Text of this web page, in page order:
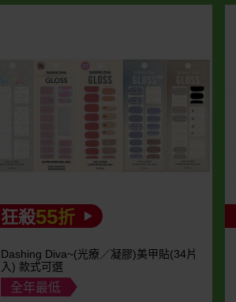
狂殺55折
Dashing Diva~(光療／凝膠)美甲貼(34片
入) 款式可選
全年最低